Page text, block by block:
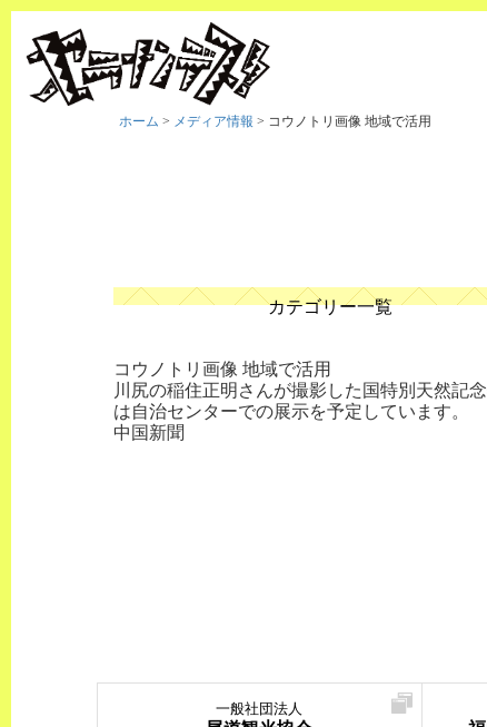
ホーム > メディア情報 > コウノトリ画像 地域で活用
カテゴリー一覧
コウノトリ画像 地域で活用
川尻の稲住正明さんが撮影した国特別天然記
は自治センターでの展示を予定しています。
中国新聞
一般社団法人